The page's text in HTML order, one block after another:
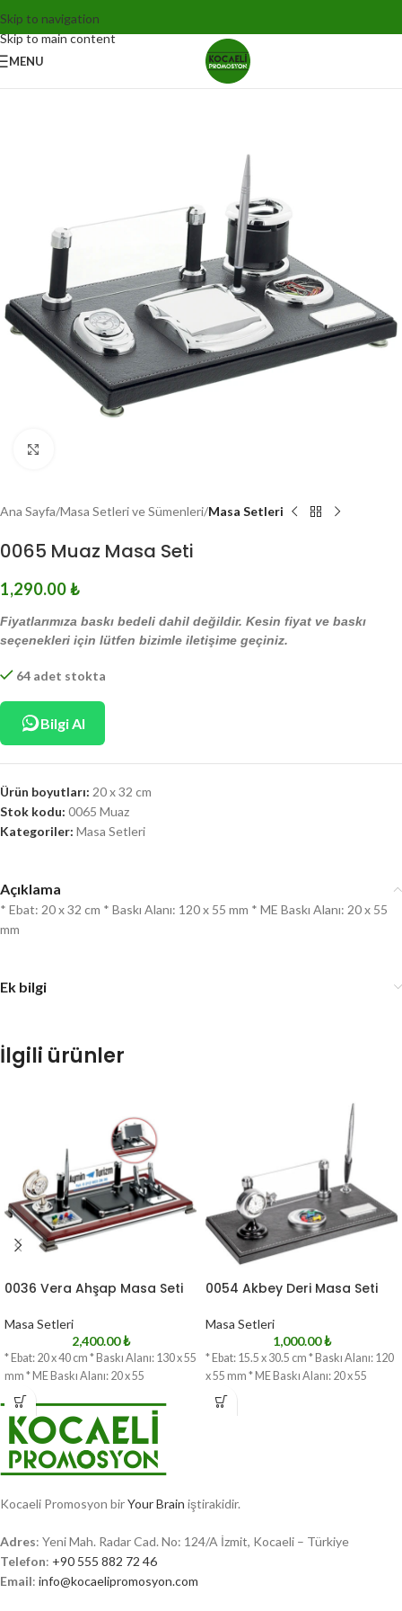
Skip to navigation
Skip to main content
MENU
Ana Sayfa Masa Setleri ve Sümenleri Masa Setleri
0065 Muaz Masa Seti
1,290.00₺
Fiyatlarımıza baskı bedeli dahil değildir. Kesin fiyat ve baskı
seçenekleri için lütfen bizimle iletişime geçiniz.
64 adet stokta
Bilgi Al
Ürün boyutları: 20 x 32 cm
Stok kodu: 0065 Muaz
Kategoriler: Masa Setleri
Açıklama
* Ebat: 20 x 32 cm * Baskı Alanı: 120 x 55 mm * ME Baskı Alanı: 20 x 55
mm
Ek bilgi
İlgili ürünler
0036 Vera Ahşap Masa Seti
Masa Setleri
2,400.00₺
* Ebat: 20 x 40 cm * Baskı Alanı: 130 x 55
mm * ME Baskı Alanı: 20 x 55
0054 Akbey Deri Masa Seti
Masa Setleri
1,000.00₺
* Ebat: 15.5 x 30.5 cm * Baskı Alanı: 120
x 55 mm * ME Baskı Alanı: 20 x 55
Kocaeli Promosyon birYour Brain iştirakidir.
Adres: Yeni Mah. Radar Cad. No: 124/A İzmit, Kocaeli – Türkiye
Telefon: +90 555 882 72 46
Email: info@kocaelipromosyon.com